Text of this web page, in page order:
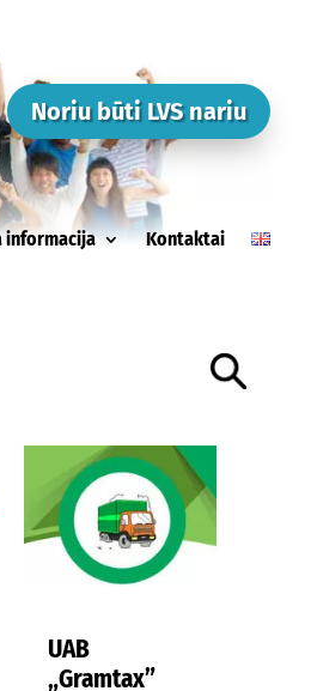
informacija Kontaktai
Noriu būti LVS nariu
UAB
„Gramtax”